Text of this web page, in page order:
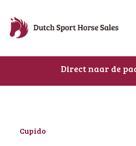
Direct naar de
Cupido